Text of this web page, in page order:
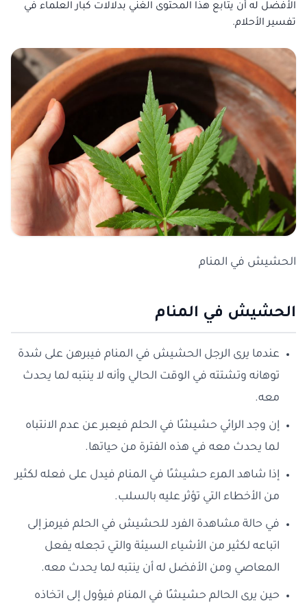
الأفضل له أن يتابع هذا المحتوى الغني بدلالات كبار العلماء في
تفسير الأحلام.
الحشيش في المنام
الحشيش في المنام
عندما يرى الرجل الحشيش في المنام فيبرهن على شدة
توهانه وتشتته في الوقت الحالي وأنه لا ينتبه لما يحدث
معه.
إن وجد الرائي حشيشًا في الحلم فيعبر عن عدم الانتباه
لما يحدث معه في هذه الفترة من حياتها.
إذا شاهد المرء حشيشًا في المنام فيدل على فعله لكثير
من الأخطاء التي تؤثر عليه بالسلب.
في حالة مشاهدة الفرد للحشيش في الحلم فيرمز إلى
اتباعه لكثير من الأشياء السيئة والتي تجعله يفعل
المعاصي ومن الأفضل له أن ينتبه لما يحدث معه.
حين يرى الحالم حشيشًا في المنام فيؤول إلى اتخاذه